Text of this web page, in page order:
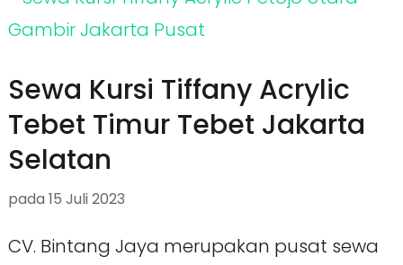
Sewa Kursi Tiffany Acrylic
Tebet Timur Tebet Jakarta
Selatan
pada 15 Juli 2023
CV. Bintang Jaya merupakan pusat sewa